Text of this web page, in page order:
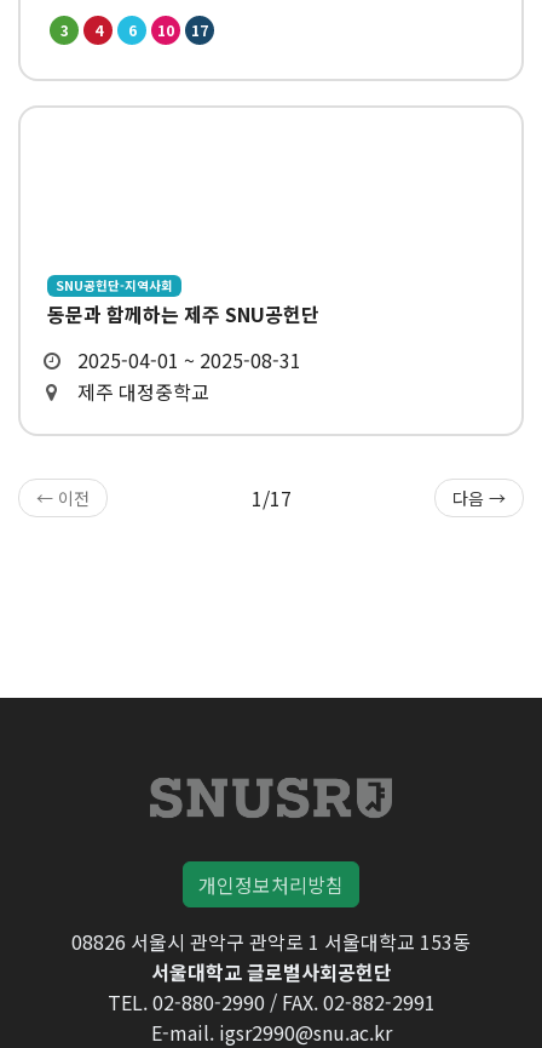
3 4 6 10 17
SNU공헌단-지역사회
동문과 함께하는 제주 SNU공헌단
2025-04-01 ~ 2025-08-31
제주 대정중학교
← 이전 1/17 다음 →
개인정보처리방침
08826 서울시 관악구 관악로 1 서울대학교 153동
서울대학교 글로벌사회공헌단
TEL. 02-880-2990 / FAX. 02-882-2991
E-mail. igsr2990@snu.ac.kr